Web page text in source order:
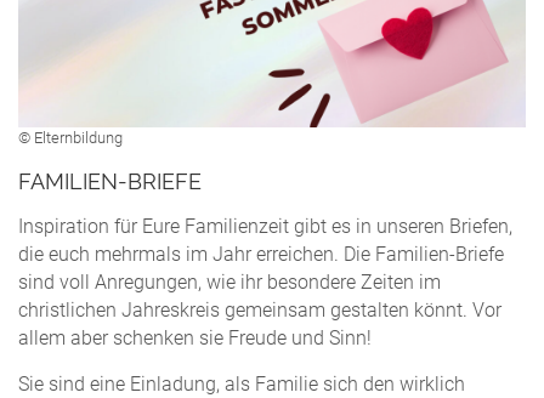
© Elternbildung
FAMILIEN-BRIEFE
Inspiration für Eure Familienzeit gibt es in unseren Briefen,
die euch mehrmals im Jahr erreichen. Die Familien-Briefe
sind voll Anregungen, wie ihr besondere Zeiten im
christlichen Jahreskreis gemeinsam gestalten könnt. Vor
allem aber schenken sie Freude und Sinn!
Sie sind eine Einladung, als Familie sich den wirklich